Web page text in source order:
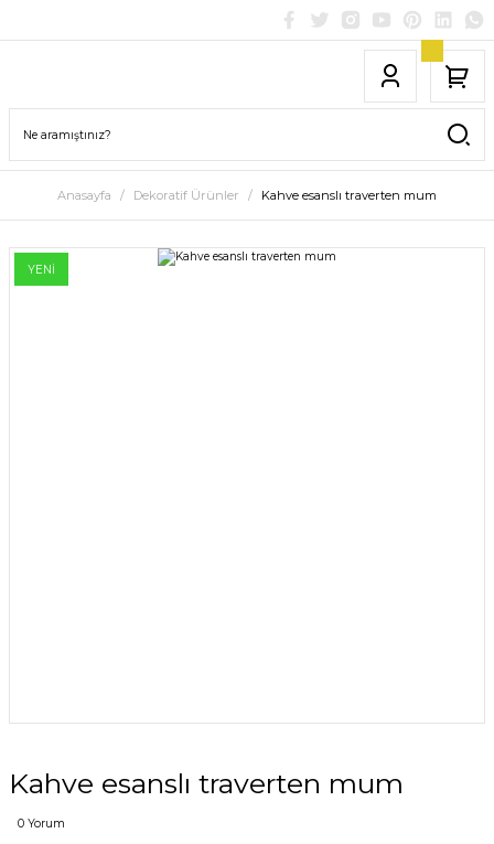
Anasayfa Dekoratif Ürünler Kahve esanslı traverten mum
YENİ
Kahve esanslı traverten mum
0 Yorum